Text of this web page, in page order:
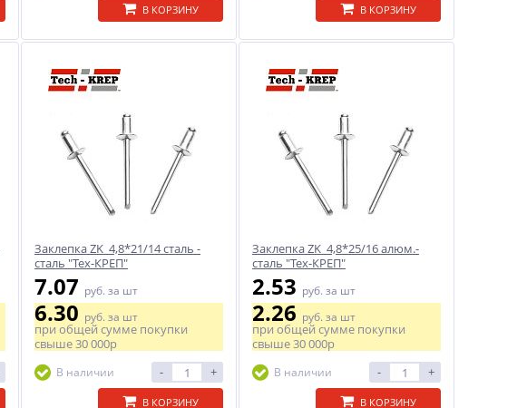
В КОРЗИНУ В КОРЗИНУ
Заклепка ZK 4,8*21/14 сталь -
сталь "Тех-КРЕП"
7.07 руб. за шт
6.30руб. за шт
при общей сумме покупки
свыше30 000р
В наличии - +
В КОРЗИНУ
Заклепка ZK 4,8*25/16 алюм.-
сталь "Тех-КРЕП"
2.53 руб. за шт
2.26руб. за шт
при общей сумме покупки
свыше30 000р
В наличии - +
В КОРЗИНУ